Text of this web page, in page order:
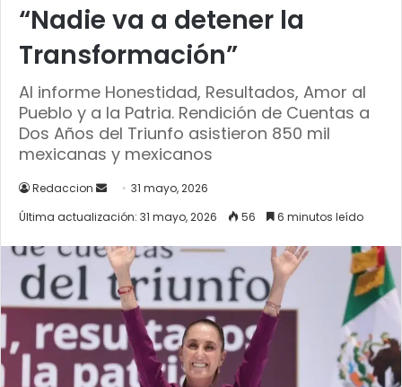
“Nadie va a detener la
Transformación”
Al informe Honestidad, Resultados, Amor al
Pueblo y a la Patria. Rendición de Cuentas a
Dos Años del Triunfo asistieron 850 mil
mexicanas y mexicanos
Redaccion
Send31 mayo, 2026
Última actualización: 31 mayo, 2026
56 6 minutos leído